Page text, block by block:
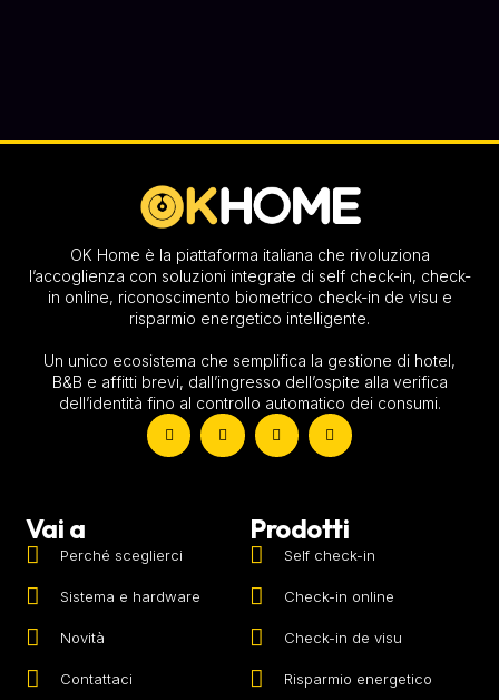
OK Home è la piattaforma italiana che rivoluziona
l’accoglienza con soluzioni integrate di self check-in, check-
in online, riconoscimento biometrico check-in de visu​ e
risparmio energetico intelligente.
Un unico ecosistema che semplifica la gestione di hotel,
B&B e affitti brevi, dall’ingresso dell’ospite alla verifica
dell’identità fino al controllo automatico dei consumi.
Vai a
Perché sceglierci
Sistema e hardware
Novità
Contattaci
Prodotti
Self check-in
Check-in online
Check-in de visu​
Risparmio energetico